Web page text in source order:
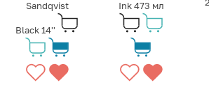
Sandqvist
Black 14''
Ink 473 мл